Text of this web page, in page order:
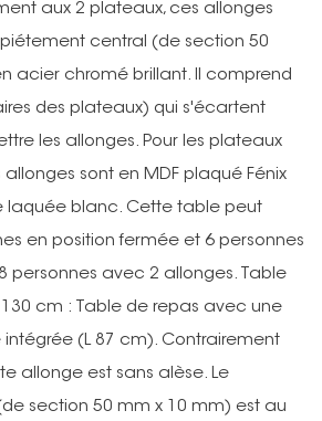
aux 2 plateaux, ces allonges
piétement central (de section 50
acier chromé brillant. Il comprend
des plateaux) qui s'écartent
les allonges. Pour les plateaux
sont en MDF plaqué Fénix
laquée blanc. Cette table peut
en position fermée et 6 personnes
personnes avec 2 allonges. Table
cm : Table de repas avec une
(L 87 cm). Contrairement
allonge est sans alèse. Le
section 50 mm x 10 mm) est au